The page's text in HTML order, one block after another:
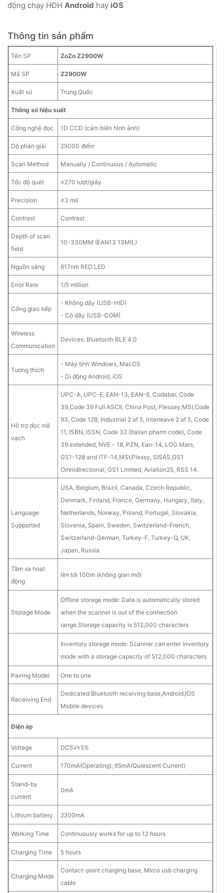
động chạy HĐH Android hay iOS
Thông tin sản phẩm
Tên SP ZoZo Z2900W
Mã SP Z2900W
Xuất xứ Trung Quốc
Thông số hiệu suất
Công nghệ đọc 1D CCD (cảm biến hình ảnh)
Dộ phân giải 25000 điểm
Scan Method Manually / Continuous / Automatic
Tốc độ quét ≥270 lượt/giây
Precision ≥3 mil
Contrast Contrast
Depth of scan
field
10-330MM (EAN13 13MIL)
Nguồn sáng 617nm RED LED
Error Rate 1/5 million
Cổng giao tiếp
- Không dây (USB-HID)
- Có dây (USB-COM)
Wireless
Communication
Devices: Bluetooth BLE 4.0
Tương thích
- Máy tính Windows, MacOS
- Di động Android, iOS
Hỗ trợ đọc mã
vạch
UPC-A, UPC-E, EAN-13, EAN-8, Codabar, Code
39,Code 39 Full ASCII, China Post, Plessey,MSI,Code
93, Code 128, Industrial 2 of 5, Interleave 2 of 5, Code
11, ISBN, ISSN, Code 32 (Italian pharm code), Code
39 extended, NVE - 18, PZN, Ean-14, LOG Mars,
GS1-128 and ITF-14,MSI,Plessy, SISAS,GS1
Omnidirectional, GS1 Limited, Aviation25, RSS 14.
Language
Supported
USA, Belgium, Brazil, Canada, Czech Republic,
Denmark, Finland, France, Germany, Hungary, Italy,
Netherlands, Norway, Poland, Portugal, Slovakia,
Slovenia, Spain, Sweden, Switzerland-French,
Switzerland-German, Turkey-F, Turkey-Q, UK,
Japan, Russia
Tầm xa hoạt
động
lên tới 100m (không gian mở)
Storage Mode
Offline storage mode: Data is automatically stored
when the scanner is out of the connection
range.Storage capacity is 512,000 characters
Inventory storage mode: Scanner can enter inventory
mode with a storage capacity of 512,000 characters
Pairing Model One to one
Receiving End
Dedicated Bluetooth receiving base,Android,IOS
Mobile devices
Điện áp
Voltage DC5V±5%
Current 170mA(Operating); 65mA(Quiescent Current)
Stand-by
current
0mA
Lithium battery 2200mA
Working Time Continuously works for up to 12 hours
Charging Time 5 hours
Charging Mode
Contact-point charging base, Mirco usb charging
cable